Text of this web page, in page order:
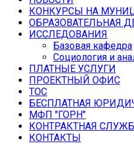
КОНКУРСЫ НА
ОБРАЗОВАТЕЛЬНАЯ
ИССЛЕДОВАНИЯ
Базовая кафедра
Социология и
ПЛАТНЫЕ УСЛУГИ
ПРОЕКТНЫЙ ОФИС
ТОС
БЕСПЛАТНАЯ
МФП "ГОРН"
КОНТРАКТНАЯ
КОНТАКТЫ